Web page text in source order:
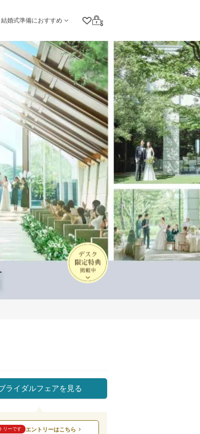
結婚式準備におすすめ
クリップリスト
ログイン
ライダルフェアを見る
リーです エントリーはこちら